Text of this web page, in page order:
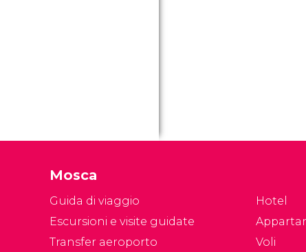
Mosca
Guida di viaggio
Escursioni e visite guidate
Transfer aeroporto
Hotel
Voli